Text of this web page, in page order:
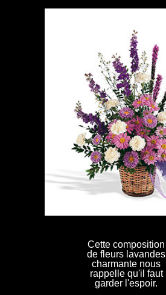
Cette composition
de fleurs lavandes
charmante nous
rappelle qu'il faut
garder l'espoir.